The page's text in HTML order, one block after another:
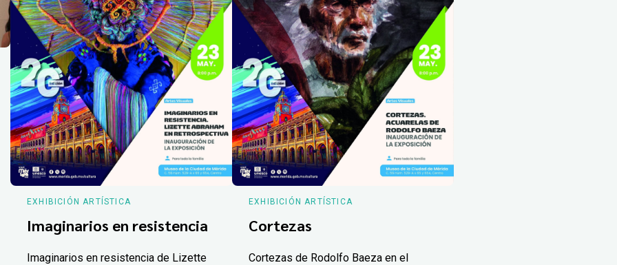
EXHIBICIÓN ARTÍSTICA
Imaginarios en resistencia
Imaginarios en resistencia de Lizette
EXHIBICIÓN ARTÍSTICA
Cortezas
Cortezas de Rodolfo Baeza en el